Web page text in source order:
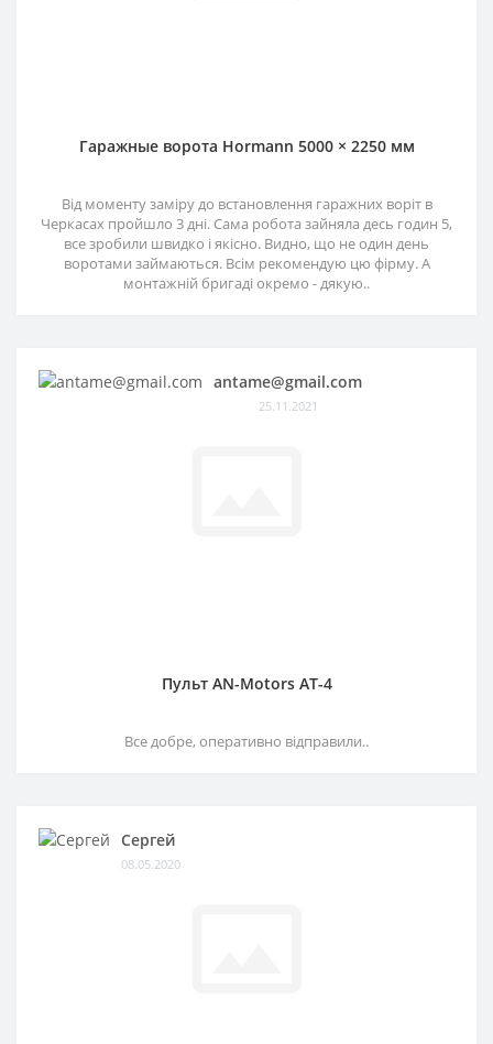
Гаражные ворота Hormann 5000 × 2250 мм
Від моменту заміру до встановлення гаражних воріт в
Черкасах пройшло 3 дні. Сама робота зайняла десь годин 5,
все зробили швидко і якісно. Видно, що не один день
воротами займаються. Всім рекомендую цю фірму. А
монтажній бригаді окремо - дякую..
antame@gmail.com
25.11.2021
Пульт AN-Motors AT-4
Все добре, оперативно відправили..
Сергей
08.05.2020